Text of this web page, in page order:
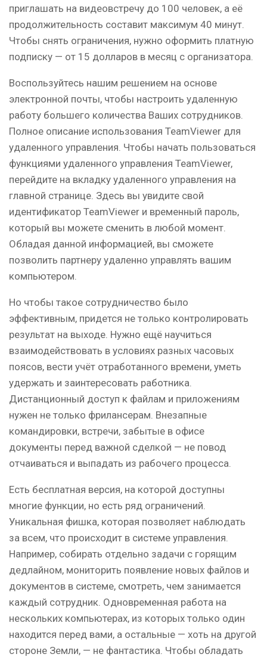
приглашать на видеовстречу до 100 человек, а её
продолжительность составит максимум 40 минут.
Чтобы снять ограничения, нужно оформить платную
подписку — от 15 долларов в месяц с организатора.
Воспользуйтесь нашим решением на основе
электронной почты, чтобы настроить удаленную
работу большего количества Ваших сотрудников.
Полное описание использования TeamViewer для
удаленного управления. Чтобы начать пользоваться
функциями удаленного управления TeamViewer,
перейдите на вкладку удаленного управления на
главной странице. Здесь вы увидите свой
идентификатор TeamViewer и временный пароль,
который вы можете сменить в любой момент.
Обладая данной информацией, вы сможете
позволить партнеру удаленно управлять вашим
компьютером.
Но чтобы такое сотрудничество было
эффективным, придется не только контролировать
результат на выходе. Нужно ещё научиться
взаимодействовать в условиях разных часовых
поясов, вести учёт отработанного времени, уметь
удержать и заинтересовать работника.
Дистанционный доступ к файлам и приложениям
нужен не только фрилансерам. Внезапные
командировки, встречи, забытые в офисе
документы перед важной сделкой — не повод
отчаиваться и выпадать из рабочего процесса.
Есть бесплатная версия, на которой доступны
многие функции, но есть ряд ограничений.
Уникальная фишка, которая позволяет наблюдать
за всем, что происходит в системе управления.
Например, собирать отдельно задачи с горящим
дедлайном, мониторить появление новых файлов и
документов в системе, смотреть, чем занимается
каждый сотрудник. Одновременная работа на
нескольких компьютерах, из которых только один
находится перед вами, а остальные — хоть на другой
стороне Земли, — не фантастика. Чтобы обладать